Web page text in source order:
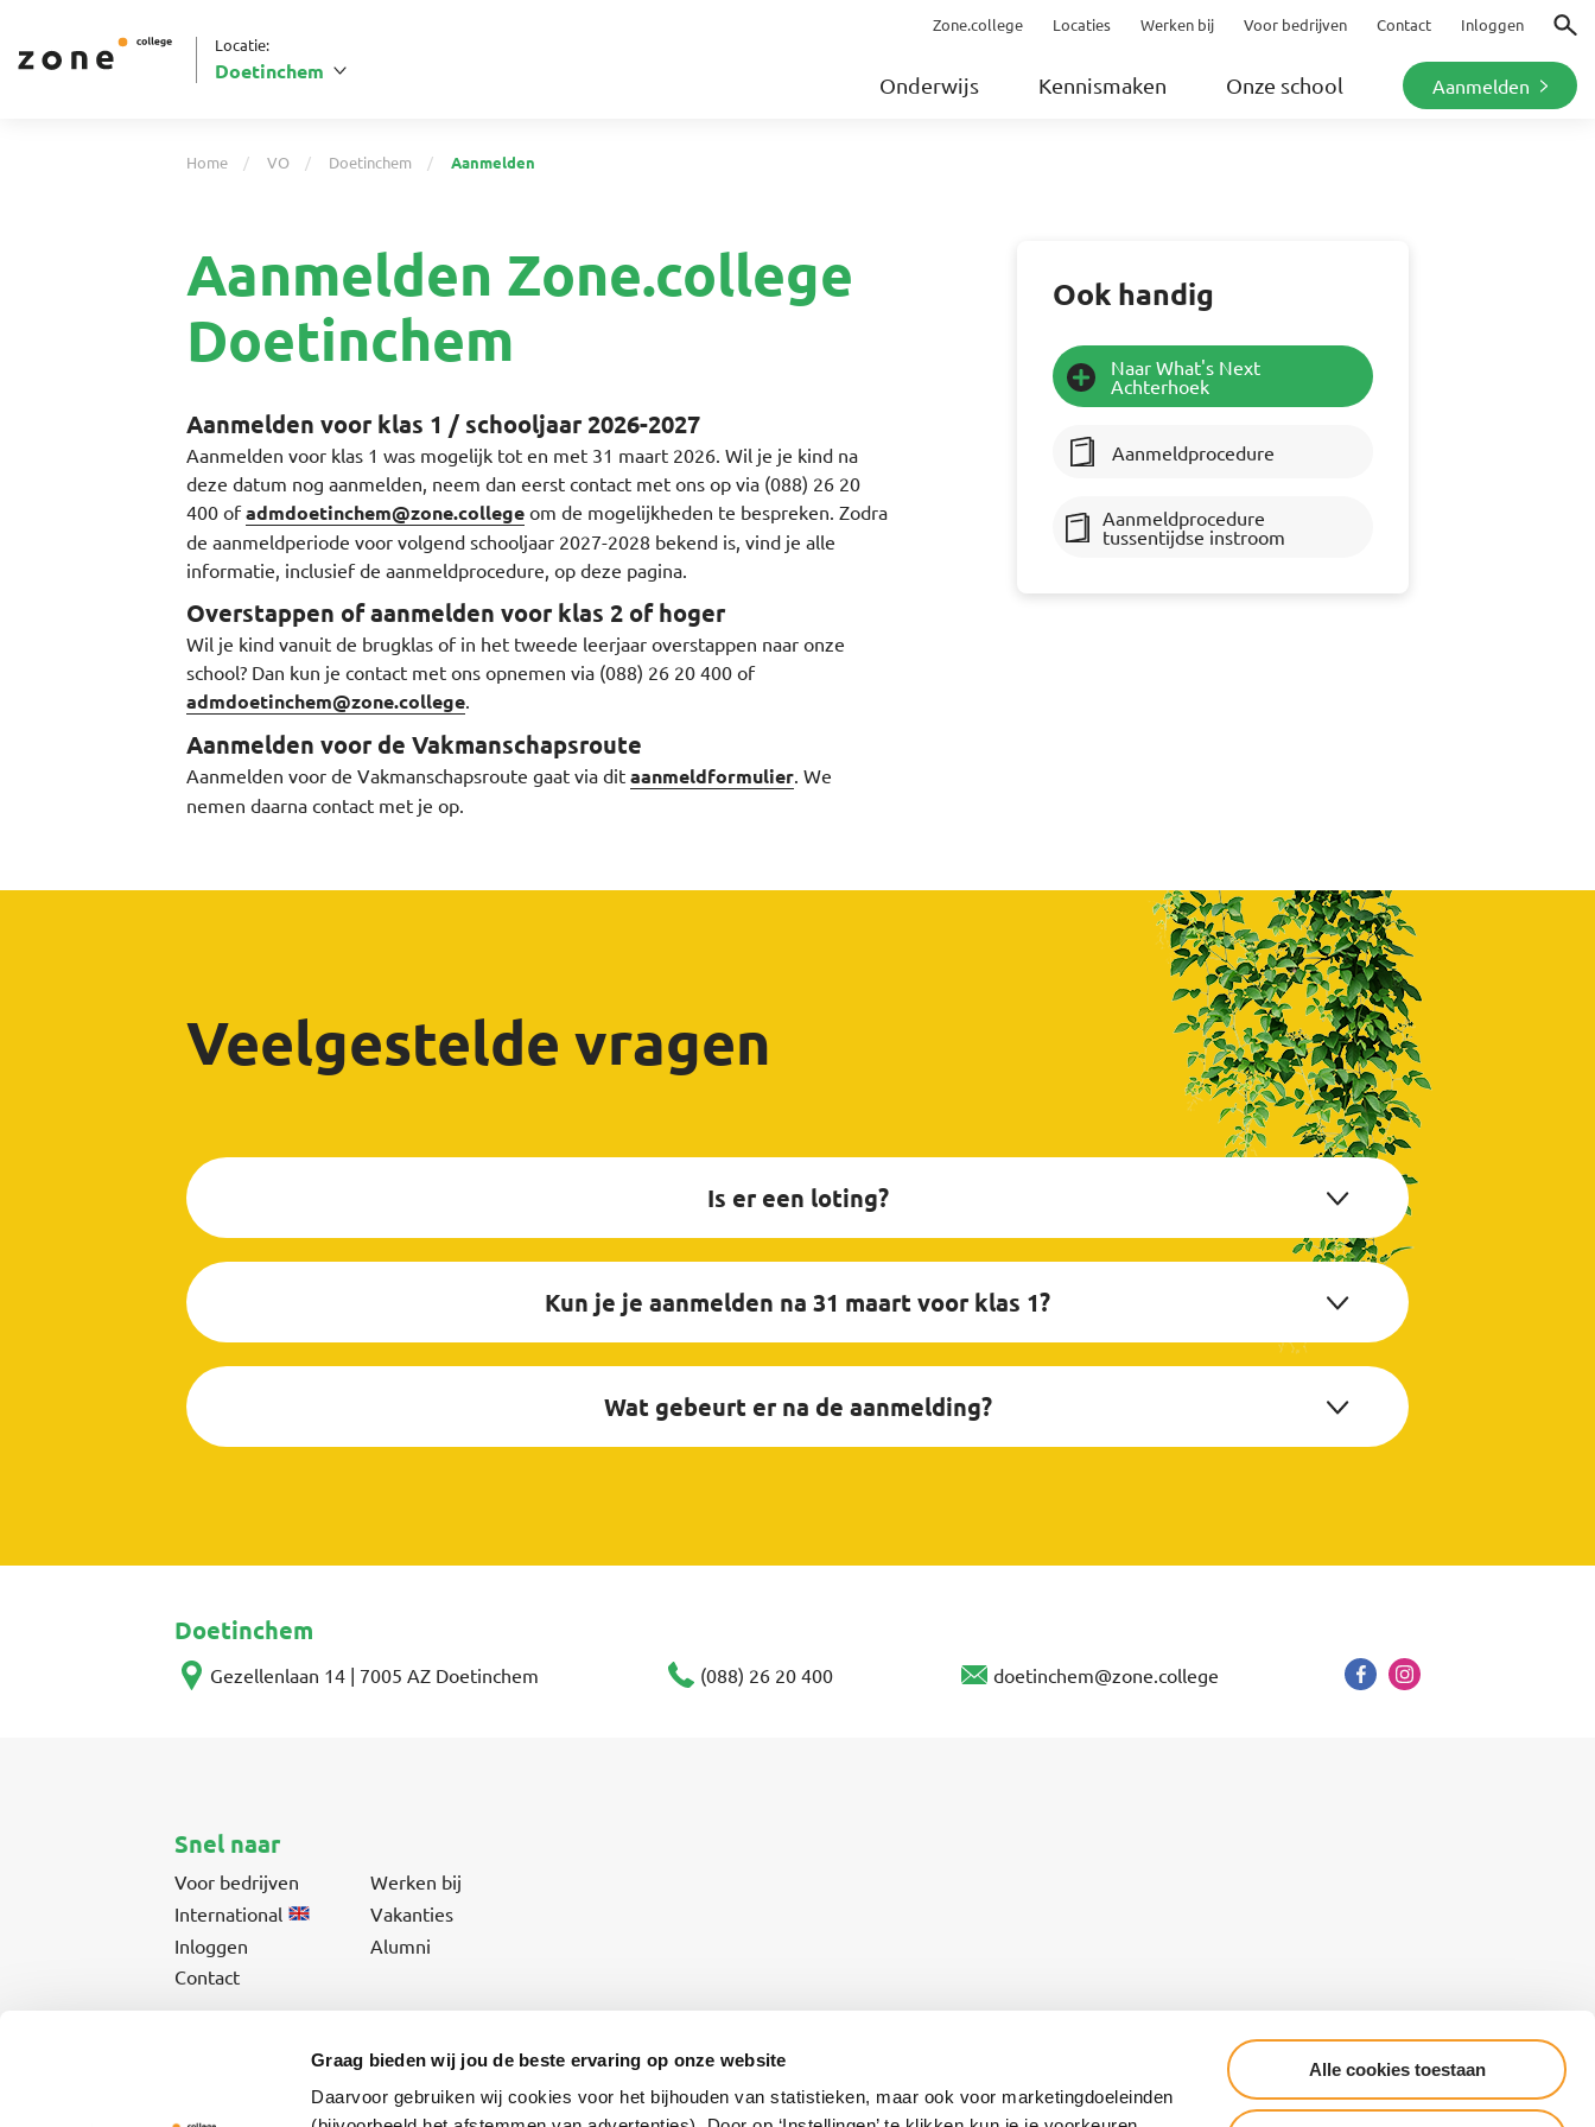
Graag bieden wij jou de beste ervaring op onze website
Daarvoor gebruiken wij cookies voor het bijhouden van statistieken, maar ook voor marketingdoeleinden
Alle cookies toestaan
Locatie:
Doetinchem
Zone.college Locaties Werken bij Voor bedrijven Contact Inloggen
Onderwijs Kennismaken Onze school Aanmelden
Home VO Doetinchem Aanmelden
Aanmelden Zone.college
Doetinchem
Aanmelden voor klas 1 / schooljaar 2026-2027
Aanmelden voor klas 1 was mogelijk tot en met 31 maart 2026. Wil je je kind na
deze datum nog aanmelden, neem dan eerst contact met ons op via (088) 26 20
400 ofadmdoetinchem@zone.college om de mogelijkheden te bespreken. Zodra
de aanmeldperiode voor volgend schooljaar 2027-2028 bekend is, vind je alle
informatie, inclusief de aanmeldprocedure, op deze pagina.
Overstappen of aanmelden voor klas 2 of hoger
Wil je kind vanuit de brugklas of in het tweede leerjaar overstappen naar onze
school? Dan kun je contact met ons opnemen via (088) 26 20 400 of
admdoetinchem@zone.college.
Aanmelden voor de Vakmanschapsroute
Aanmelden voor de Vakmanschapsroute gaat via dit aanmeldformulier. We
nemen daarna contact met je op.
Ook handig
Naar What's Next
Achterhoek
Aanmeldprocedure
Aanmeldprocedure
tussentijdse instroom
Veelgestelde vragen
Is er een loting?
Kun je je aanmelden na 31 maart voor klas 1?
Wat gebeurt er na de aanmelding?
Doetinchem
Gezellenlaan 14 | 7005 AZ Doetinchem (088) 26 20 400 doetinchem@zone.college
Snel naar
Voor bedrijven
Werken bij
International
Vakanties
Inloggen
Alumni
Contact
Algemene voorwaarden
Responsible Disclosure